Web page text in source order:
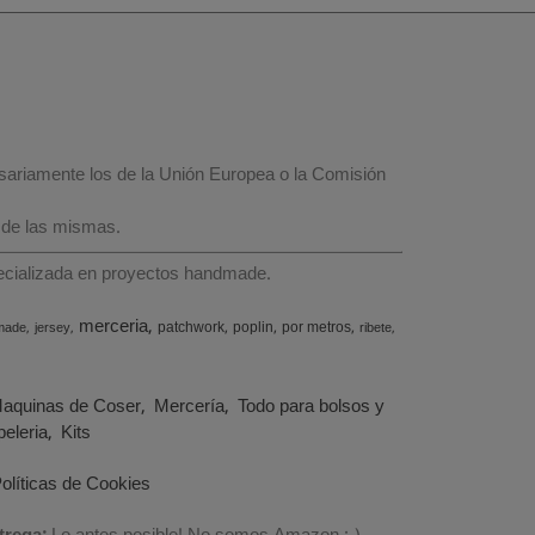
los de la Unión Europea o la Comisión
las mismas.
en proyectos handmade.
jersey merceria patchwork poplin por metros ribete
de Coser Mercería Todo para bolsos y
Kits
de Cookies